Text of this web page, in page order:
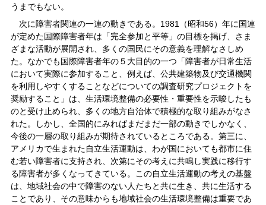
うまでもない。
次に障害者関連の一連の動きである。1981（昭和56）年に国連
が定めた国際障害者年は「完全参加と平等」の目標を掲げ、さま
ざまな活動が展開され、多くの国民にその意義を理解なさしめ
た。なかでも国際障害者年の５大目的の一つ「障害者が日常生活
において実際に参加すること、例えば、公共建築物及び交通機関
を利用しやすくすることなどについての調査研究プロジェクトを
奨励すること」は、生活環境整備の必要性・重要性を示唆したも
のと受け止められ、多くの地方自治体で積極的な取り組みがなさ
れた。しかし、全国的にみればまだまだ一部の動きでしかなく、
今後の一層の取り組みが期待されているところである。第三に、
アメリカで生まれた自立生活運動は、わが国においても都市に住
む若い障害者に支持され、次第にその考えに共鳴し実践に移行す
る障害者が多くなってきている。この自立生活運動の考えの基盤
は、地域社会の中で障害のない人たちと共に生き、共に生活する
ことであり、その意味からも地域社会の生活環境整備は重要であ